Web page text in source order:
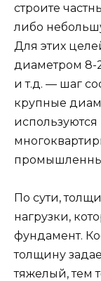
строите
либо
Для этих
диаметром 8-
и т.д. — шаг
крупные
используются
По сути,
нагрузки,
фундамент.
толщину
тяжелый, тем